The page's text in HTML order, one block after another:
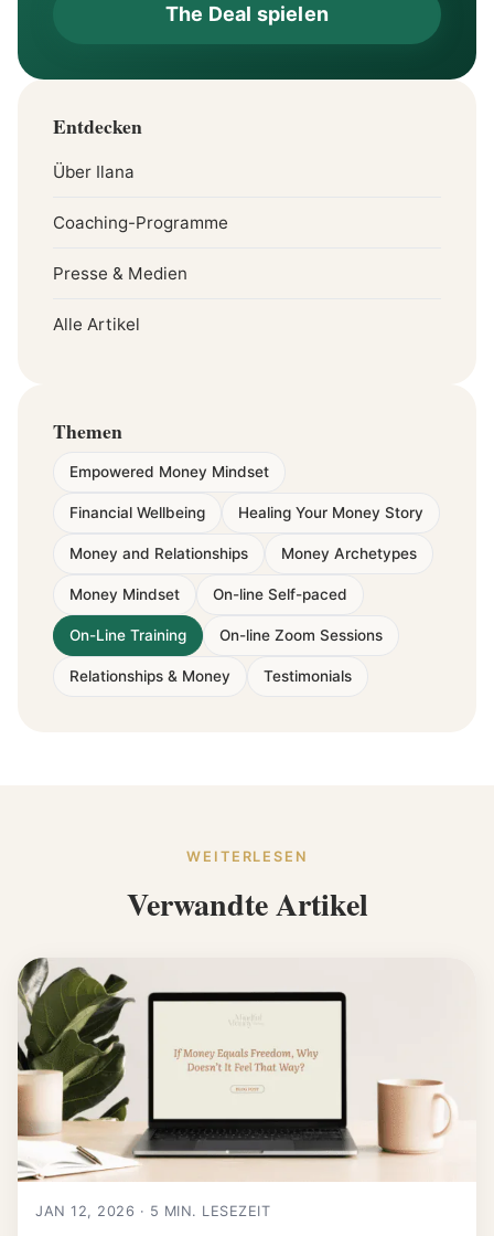
The Deal spielen
Entdecken
Über Ilana
Coaching-Programme
Presse & Medien
Alle Artikel
Themen
Empowered Money Mindset
Financial Wellbeing Healing Your Money Story
Money and Relationships Money Archetypes
Money Mindset On-line Self-paced
On-Line Training On-line Zoom Sessions
Relationships & Money Testimonials
WEITERLESEN
Verwandte Artikel
JAN 12, 2026 · 5 MIN. LESEZEIT